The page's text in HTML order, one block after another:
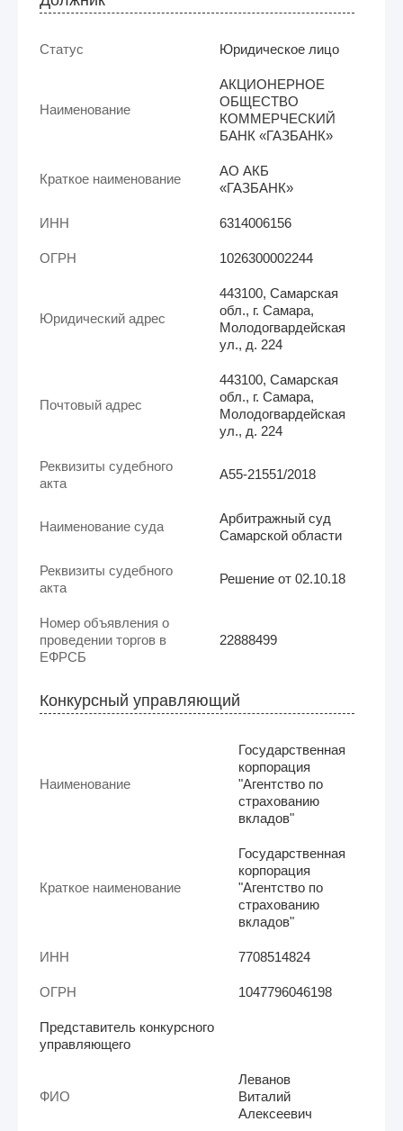
Статус Юридическое лицо
Наименование
АКЦИОНЕРНОЕ
ОБЩЕСТВО
КОММЕРЧЕСКИЙ
БАНК «ГАЗБАНК»
Краткое наименование
АО АКБ
«ГАЗБАНК»
ИНН 6314006156
ОГРН 1026300002244
Юридический адрес
443100, Самарская
обл., г. Самара,
Молодогвардейская
ул., д. 224
Почтовый адрес
443100, Самарская
обл., г. Самара,
Молодогвардейская
ул., д. 224
Реквизиты судебного
акта
А55-21551/2018
Наименование суда
Арбитражный суд
Самарской области
Реквизиты судебного
акта
Решение от 02.10.18
Номер объявления о
проведении торгов в
ЕФРСБ
22888499
Конкурсный управляющий
Наименование
Государственная
корпорация
"Агентство по
страхованию
вкладов"
Краткое наименование
Государственная
корпорация
"Агентство по
страхованию
вкладов"
ИНН 7708514824
ОГРН 1047796046198
Представитель конкурсного
управляющего
ФИО
Леванов
Виталий
Алексеевич